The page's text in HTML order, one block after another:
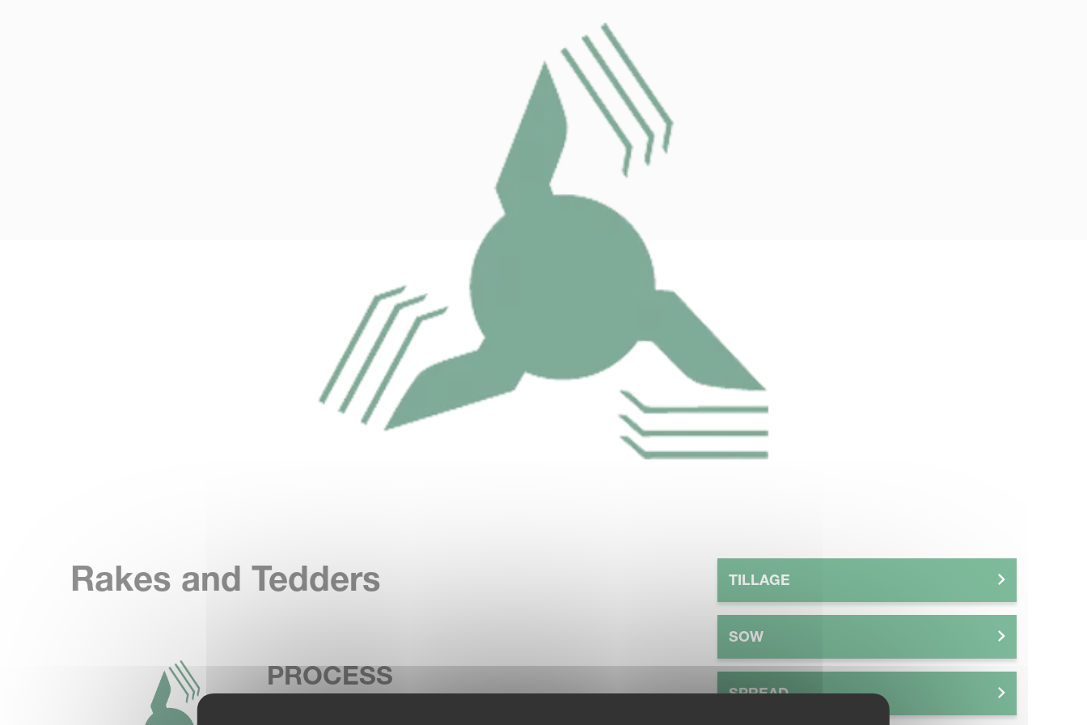
Rakes and Tedders
PROCESS
TILLAGE
SOW
SPREAD